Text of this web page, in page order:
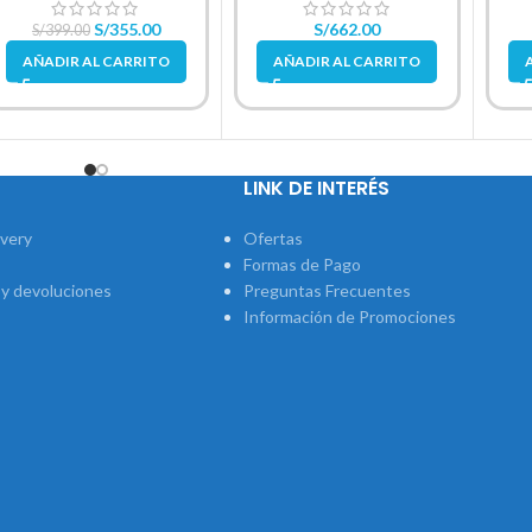
S/399.00 S/355.00
AÑADIR AL CARRITO
S/662.00
AÑADIR AL CARRITO
devoluciones
LINK DE INTERÉS
Ofertas
Formas de Pago
Preguntas Frecuentes
Información de Promociones